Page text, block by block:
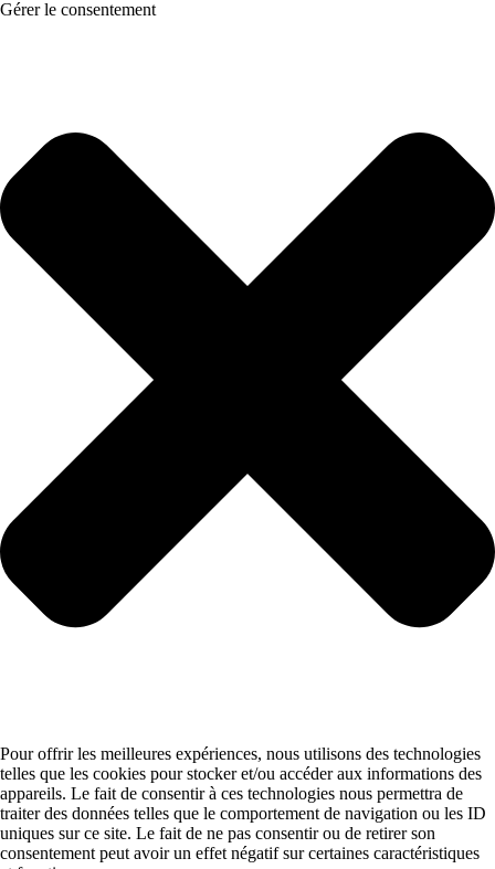
Gérer le consentement
Pour offrir les meilleures expériences, nous utilisons des technologies
telles que les cookies pour stocker et/ou accéder aux informations des
appareils. Le fait de consentir à ces technologies nous permettra de
traiter des données telles que le comportement de navigation ou les ID
uniques sur ce site. Le fait de ne pas consentir ou de retirer son
consentement peut avoir un effet négatif sur certaines caractéristiques